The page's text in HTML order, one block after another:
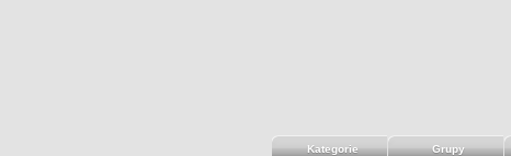
Kategorie Grupy